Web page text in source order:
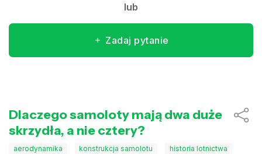
lub
Zadaj pytanie
Dlaczego samoloty mają dwa duże
skrzydła, a nie cztery?
aerodynamika konstrukcja samolotu historia lotnictwa